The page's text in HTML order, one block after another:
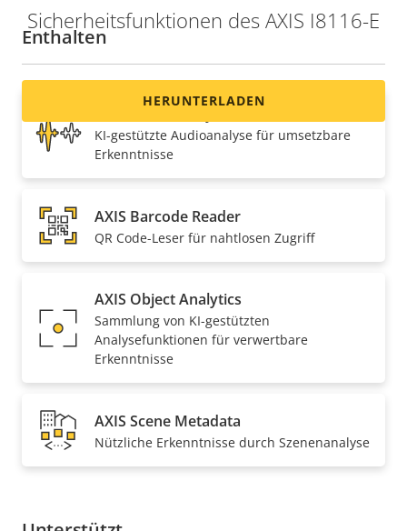
Sicherheitsfunktionen des AXIS I8116-E
HERUNTERLADEN
Enthalten
KI-gestützte Audioanalyse für umsetzbare
Erkenntnisse
AXIS Barcode Reader
QR Code-Leser für nahtlosen Zugriff
AXIS Object Analytics
Sammlung von KI-gestützten
Analysefunktionen für verwertbare
Erkenntnisse
AXIS Scene Metadata
Nützliche Erkenntnisse durch Szenenanalyse